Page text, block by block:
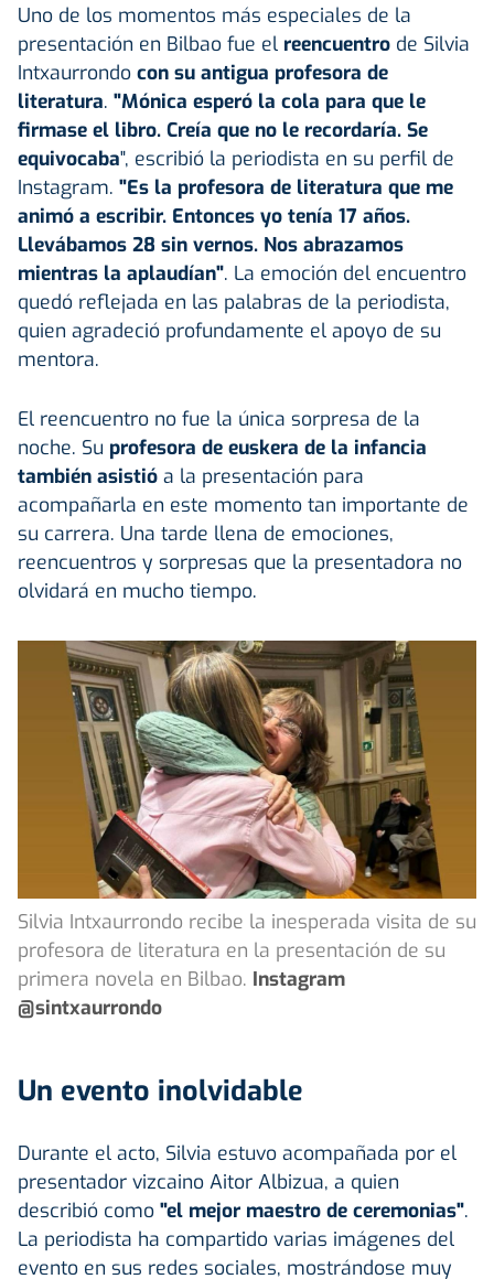
Uno de los momentos más especiales de la
presentación en Bilbao fue el reencuentro de Silvia
Intxaurrondo con su antigua profesora de
literatura. "Mónica esperó la cola para que le
firmase el libro. Creía que no le recordaría. Se
equivocaba", escribió la periodista en su perfil de
Instagram. "Es la profesora de literatura que me
animó a escribir. Entonces yo tenía 17 años.
Llevábamos 28 sin vernos. Nos abrazamos
mientras la aplaudían". La emoción del encuentro
quedó reflejada en las palabras de la periodista,
quien agradeció profundamente el apoyo de su
mentora.
El reencuentro no fue la única sorpresa de la
noche. Su profesora de euskera de la infancia
también asistió a la presentación para
acompañarla en este momento tan importante de
su carrera. Una tarde llena de emociones,
reencuentros y sorpresas que la presentadora no
olvidará en mucho tiempo.
Silvia Intxaurrondo recibe la inesperada visita de su
profesora de literatura en la presentación de su
primera novela en Bilbao. Instagram
@sintxaurrondo
Un evento inolvidable
Durante el acto, Silvia estuvo acompañada por el
presentador vizcaino Aitor Albizua, a quien
describió como "el mejor maestro de ceremonias".
La periodista ha compartido varias imágenes del
evento en sus redes sociales, mostrándose muy